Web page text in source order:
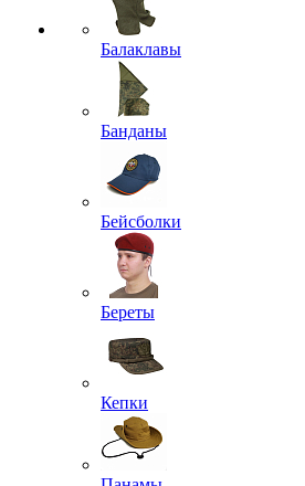
Балаклавы
Банданы
Бейсболки
Береты
Кепки